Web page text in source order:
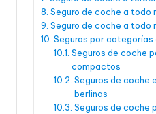
Seguro de coche a todo
Seguro de coche a todo
Seguros por categorías
Seguros de coche
compactos
Seguros de coche
berlinas
Seguros de coche